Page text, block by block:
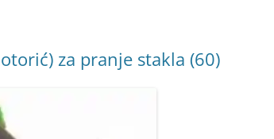
za pranje stakla (60)